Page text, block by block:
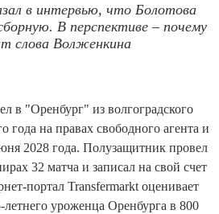
в интервью, что Болотова
В перспективе – почему
слова Волженкина
в "Оренбург" из волгоградского
года на правах свободного агента и
2028 года. Полузащитник провел
32 матча и записал на свой счет
портал Transfermarkt оценивает
уроженца Оренбурга в 800